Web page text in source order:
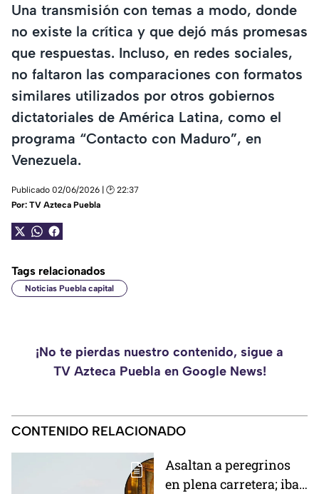
Una transmisión con temas a modo, donde
no existe la crítica y que dejó más promesas
que respuestas. Incluso, en redes sociales,
no faltaron las comparaciones con formatos
similares utilizados por otros gobiernos
dictatoriales de América Latina, como el
programa “Contacto con Maduro”, en
Venezuela.
Publicado 02/06/2026 | 🕑 22:37
Por: TV Azteca Puebla
Tags relacionados
Noticias Puebla capital
¡No te pierdas nuestro contenido, sigue a
TV Azteca Puebla en Google News!
CONTENIDO RELACIONADO
Asaltan a peregrinos
en plena carretera; iban